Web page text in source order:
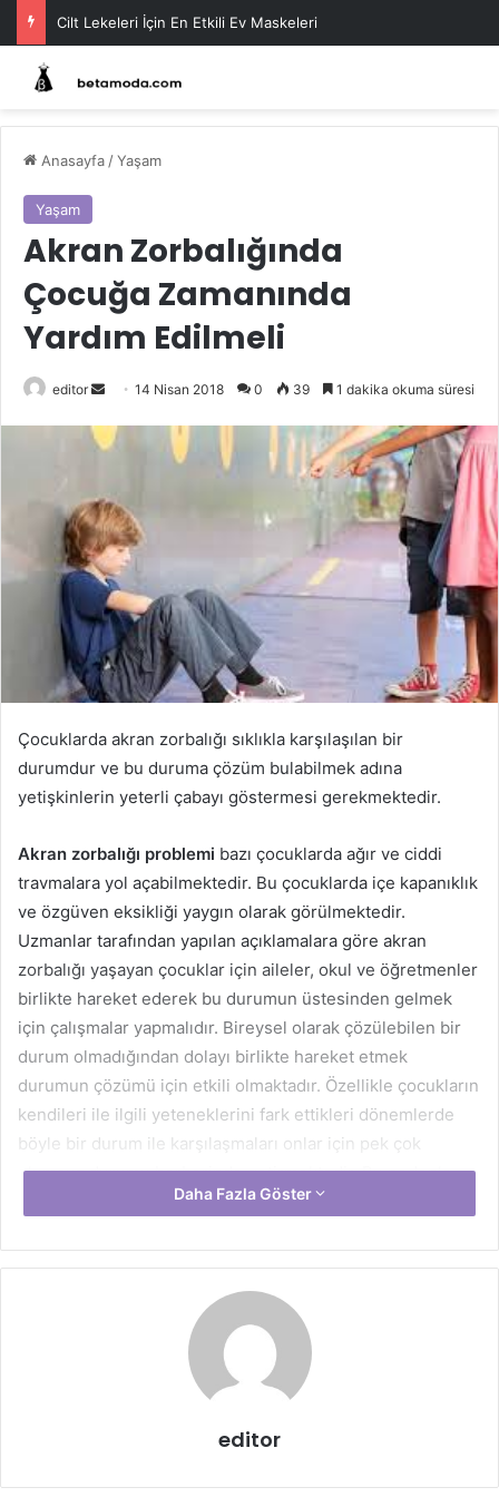
Cilt Lekeleri İçin En Etkili Ev Maskeleri
Anasayfa /Yaşam
Yaşam
Akran Zorbalığında
Çocuğa Zamanında
Yardım Edilmeli
editor
Bir
posta
14 Nisan 2018 0 39 1 dakika okuma süresi
Çocuklarda akran zorbalığı sıklıkla karşılaşılan bir
durumdur ve bu duruma çözüm bulabilmek adına
yetişkinlerin yeterli çabayı göstermesi gerekmektedir.
Akran zorbalığı problemi bazı çocuklarda ağır ve ciddi
travmalara yol açabilmektedir. Bu çocuklarda içe kapanıklık
ve özgüven eksikliği yaygın olarak görülmektedir.
Uzmanlar tarafından yapılan açıklamalara göre akran
zorbalığı yaşayan çocuklar için aileler, okul ve öğretmenler
birlikte hareket ederek bu durumun üstesinden gelmek
için çalışmalar yapmalıdır. Bireysel olarak çözülebilen bir
durum olmadığından dolayı birlikte hareket etmek
durumun çözümü için etkili olmaktadır. Özellikle çocukların
kendileri ile ilgili yeteneklerini fark ettikleri dönemlerde
böyle bir durum ile karşılaşmaları onlar için pek çok
olumsuz durumu berberinde getirmektedir. Bu nedenle
herkesin bu konuda biraz daha duyarlı davranması
Daha Fazla Göster
editor